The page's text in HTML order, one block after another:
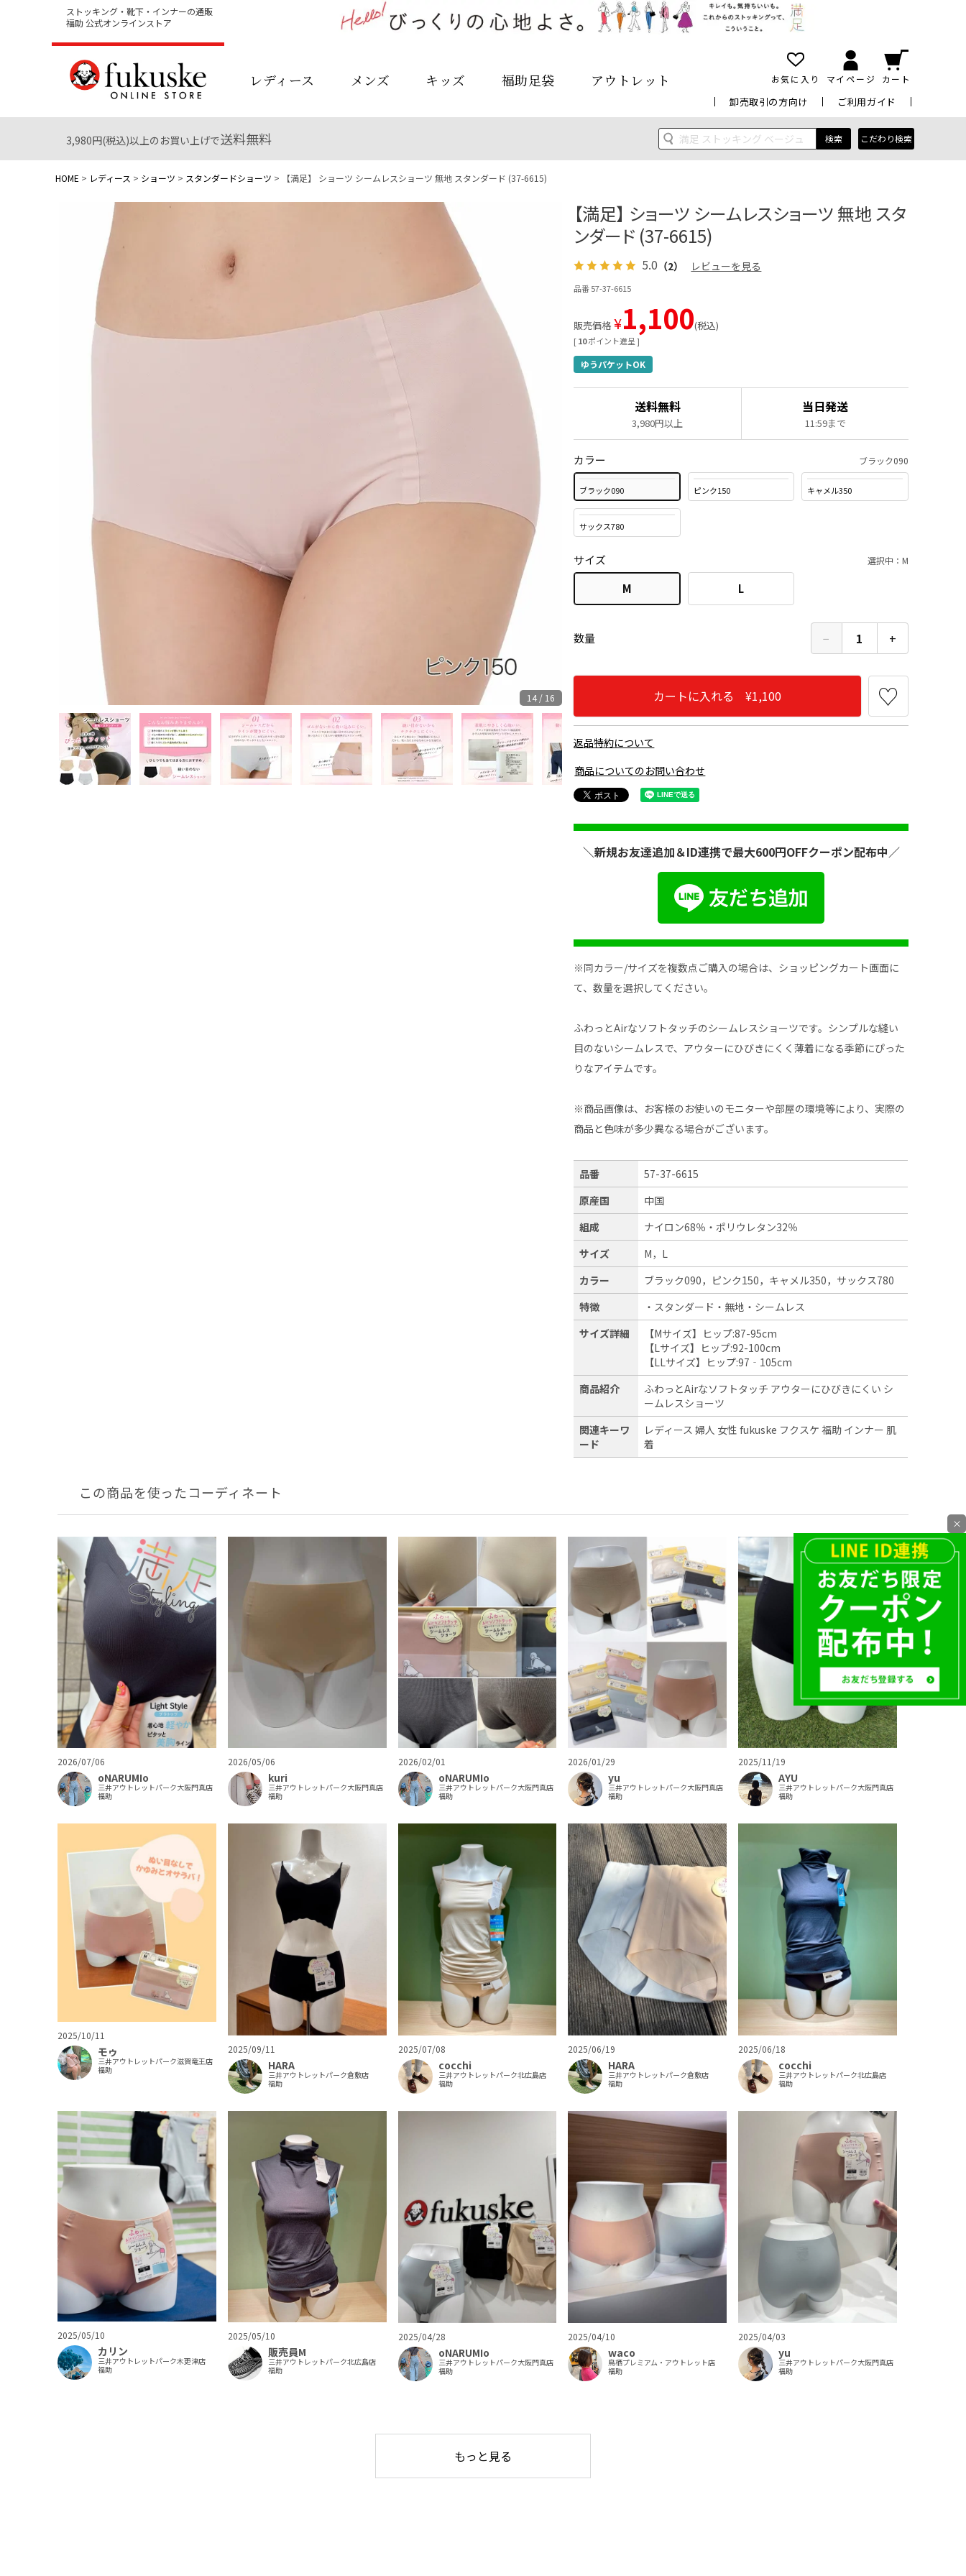
ストッキング・靴下・インナーの通販
福助 公式オンラインストア
レディース メンズ キッズ 福助足袋 アウトレット お気に入り マイページ カート
卸売取引の方向け ご利用ガイド
3,980円(税込)以上のお買い上げで送料無料 検索 こだわり検索
HOME レディース ショーツ スタンダードショーツ 【満足】 ショーツ シームレスショーツ 無地 スタンダード (37-6615)
14 / 16
【満足】 ショーツ シームレスショーツ 無地 スタ
ンダード (37-6615)
5.0 （2） レビューを見る
品番 57-37-6615
[10ポイント進呈 ]
販売価格 ¥1,100 税込
ゆうパケットOK
送料無料
3,980円以上
当日発送
11:59まで
カラー ブラック090
ブラック090 ピンク150 キャメル350
サックス780
サイズ 選択中：M
M L
数量 − 1 +
カートに入れる ¥1,100
返品特約について
商品についてのお問い合わせ
＼新規お友達追加＆ID連携で最大600円OFFクーポン配布中／
※同カラー/サイズを複数点ご購入の場合は、ショッピングカート画面に
て、数量を選択してください。
ふわっとAirなソフトタッチのシームレスショーツです。シンプルな縫い
目のないシームレスで、アウターにひびきにくく薄着になる季節にぴった
りなアイテムです。
※商品画像は、お客様のお使いのモニターや部屋の環境等により、実際の
商品と色味が多少異なる場合がございます。
品番
57-37-6615
原産国
中国
組成
ナイロン68％・ポリウレタン32％
サイズ
M，L
カラー
ブラック090，ピンク150，キャメル350，サックス780
特徴
・スタンダード・無地・シームレス
サイズ詳細
【Mサイズ】ヒップ:87-95cm
【Lサイズ】ヒップ:92-100cm
【LLサイズ】ヒップ:97‐105cm
商品紹介
ふわっとAirなソフトタッチ アウターにひびきにくい シ
ームレスショーツ
関連キーワ
ード
レディース 婦人 女性 fukuske フクスケ 福助 インナー 肌
着
この商品を使ったコーディネート
2026/07/06
oNARUMIo
三井アウトレットパーク大阪門真店
福助
2026/05/06
kuri
三井アウトレットパーク大阪門真店
福助
2026/02/01
oNARUMIo
三井アウトレットパーク大阪門真店
福助
2026/01/29
yu
三井アウトレットパーク大阪門真店
福助
2025/11/19
AYU
三井アウトレットパーク大阪門真店
福助
2025/10/11
モゥ
三井アウトレットパーク滋賀竜王店
福助
2025/09/11
HARA
三井アウトレットパーク倉敷店
福助
2025/07/08
cocchi
三井アウトレットパーク北広島店
福助
2025/06/19
HARA
三井アウトレットパーク倉敷店
福助
2025/06/18
cocchi
三井アウトレットパーク北広島店
福助
2025/05/10
カリン
三井アウトレットパーク木更津店
福助
2025/05/10
販売員M
三井アウトレットパーク北広島店
福助
2025/04/28
oNARUMIo
三井アウトレットパーク大阪門真店
福助
2025/04/10
waco
鳥栖プレミアム・アウトレット店
福助
2025/04/03
yu
三井アウトレットパーク大阪門真店
福助
もっと見る
×